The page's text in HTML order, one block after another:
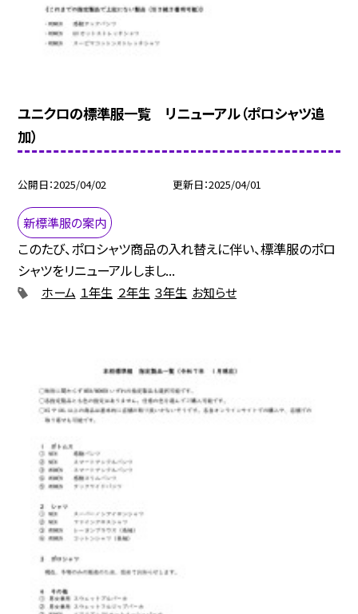
ユニクロの標準服一覧 リニューアル（ポロシャツ追
加）
公開日 2025/04/02 更新日 2025/04/01
新標準服の案内
このたび、ポロシャツ商品の入れ替えに伴い、標準服のポロ
シャツをリニューアルしまし...
ホーム １年生 ２年生 ３年生 お知らせ